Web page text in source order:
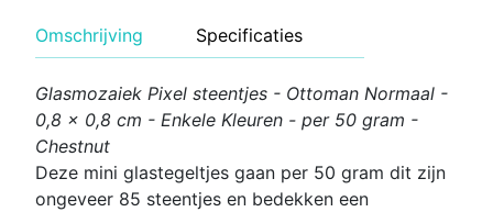
Omschrijving Specificaties
Glasmozaiek Pixel steentjes - Ottoman Normaal -
0,8 x 0,8 cm - Enkele Kleuren - per 50 gram -
Chestnut
Deze mini glastegeltjes gaan per 50 gram dit zijn
ongeveer 85 steentjes en bedekken een